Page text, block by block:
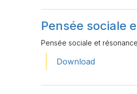
Pensée sociale
Pensée sociale et
Download